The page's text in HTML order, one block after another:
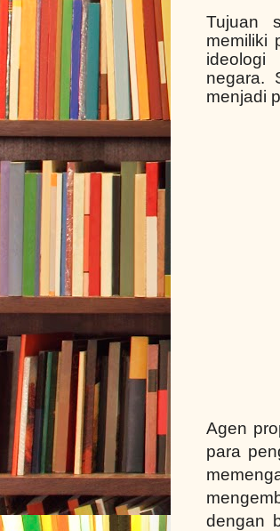
Tujuan
memiliki
ideologi
negara.
menjadi
Agen
para
dengan